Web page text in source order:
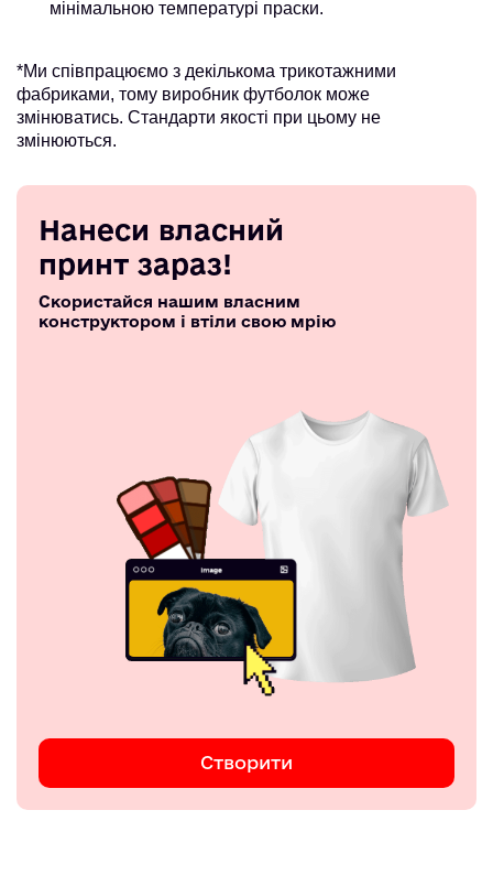
мінімальною температурі праски.
*Ми співпрацюємо з декількома трикотажними
фабриками, тому виробник футболок може
змінюватись. Стандарти якості при цьому не
змінюються.
Нанеси власний
принт зараз!
Скористайся нашим власним
конструктором і втіли свою мрію
Створити